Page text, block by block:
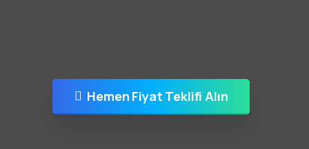
Hemen Fiyat Teklifi Alın